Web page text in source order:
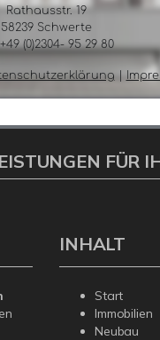
FÜR
INHALT
Start
Immobilien
Neubau